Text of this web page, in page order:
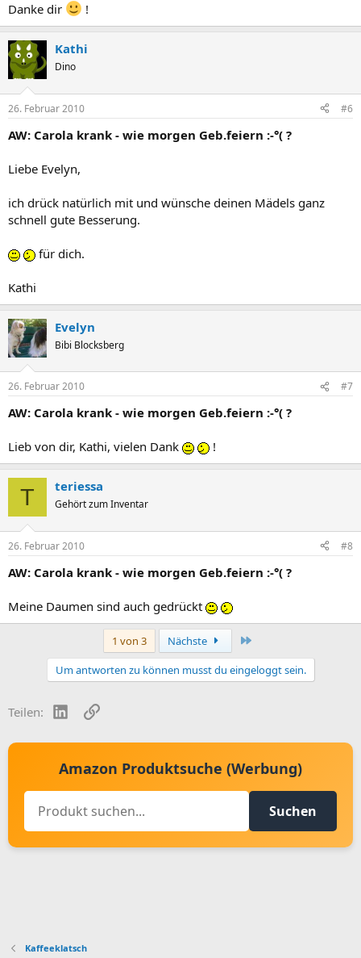
Danke dir !
Kathi
Dino
26. Februar 2010 #6
AW: Carola krank - wie morgen Geb.feiern :-°( ?
Liebe Evelyn,
ich drück natürlich mit und wünsche deinen Mädels ganz
schnell gute Besserung.
für dich.
Kathi
Evelyn
Bibi Blocksberg
26. Februar 2010 #7
AW: Carola krank - wie morgen Geb.feiern :-°( ?
Lieb von dir, Kathi, vielen Dank !
T teriessa
Gehört zum Inventar
26. Februar 2010 #8
AW: Carola krank - wie morgen Geb.feiern :-°( ?
Meine Daumen sind auch gedrückt
1 von 3 Nächste
Um antworten zu können musst du eingeloggt sein.
Teilen: LinkedInLink
Amazon Produktsuche (Werbung)
Suchen
Kaffeeklatsch